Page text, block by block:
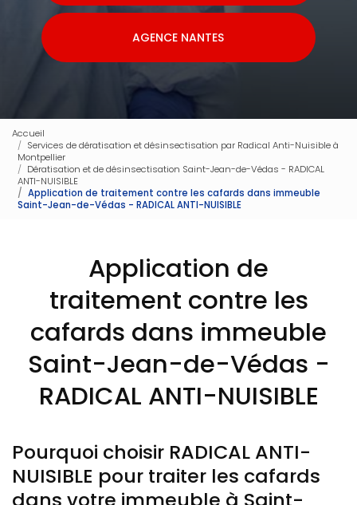
AGENCE NANTES
Accueil
Services de dératisation et désinsectisation par Radical Anti-Nuisible à
Montpellier
Dératisation et de désinsectisation Saint-Jean-de-Védas - RADICAL
ANTI-NUISIBLE
Application de traitement contre les cafards dans immeuble
Saint-Jean-de-Védas - RADICAL ANTI-NUISIBLE
Application de
traitement contre les
cafards dans immeuble
Saint-Jean-de-Védas -
RADICAL ANTI-NUISIBLE
Pourquoi choisir RADICAL ANTI-
NUISIBLE pour traiter les cafards